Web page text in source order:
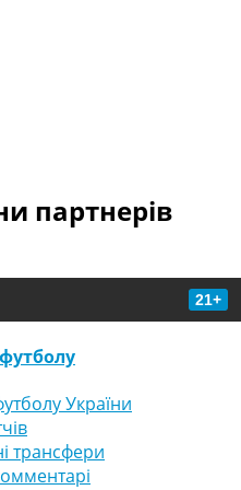
партнерів
21+
України
трансфери